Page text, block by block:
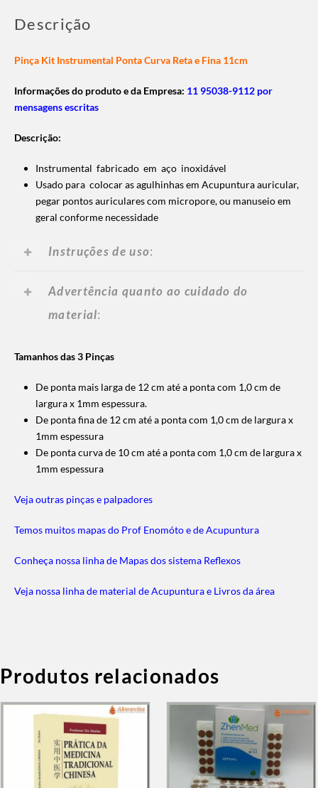
Descrição
Pinça Kit Instrumental Ponta Curva Reta e Fina 11cm
Informações do produto e da Empresa: 11 95038-9112 por
mensagens escritas
Descrição:
Instrumental fabricado em aço inoxidável
Usado para colocar as agulhinhas em Acupuntura auricular,
pegar pontos auriculares com micropore, ou manuseio em
geral conforme necessidade
Instruções de uso:
Advertência quanto ao cuidado do
material:
Tamanhos das 3 Pinças
De ponta mais larga de 12 cm até a ponta com 1,0 cm de
largura x 1mm espessura.
De ponta fina de 12 cm até a ponta com 1,0 cm de largura x
1mm espessura
De ponta curva de 10 cm até a ponta com 1,0 cm de largura x
1mm espessura
Veja outras pinças e palpadores
Temos muitos mapas do Prof Enomóto e de Acupuntura
Conheça nossa linha de Mapas dos sistema Reflexos
Veja nossa linha de material de Acupuntura e Livros da área
Produtos relacionados